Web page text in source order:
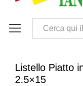
Listello Piatto
2.5×15